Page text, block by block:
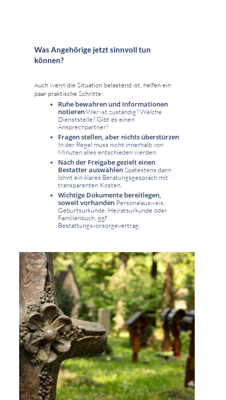
Was Angehörige jetzt sinnvoll tun
können?
Auch wenn die Situation belastend ist, helfen ein
paar praktische Schritte:
Ruhe bewahren und Informationen
notierenWer ist zuständig? Welche
Dienststelle? Gibt es einen
Ansprechpartner?
Fragen stellen, aber nichts überstürzen
In der Regel muss nicht innerhalb von
Minuten alles entschieden werden.
Nach der Freigabe gezielt einen
Bestatter auswählenSpätestens dann
lohnt ein klares Beratungsgespräch mit
transparenten Kosten.
Wichtige Dokumente bereitlegen,
soweit vorhanden Personalausweis,
Geburtsurkunde, Heiratsurkunde oder
Familienbuch, ggf.
Bestattungsvorsorgevertrag.